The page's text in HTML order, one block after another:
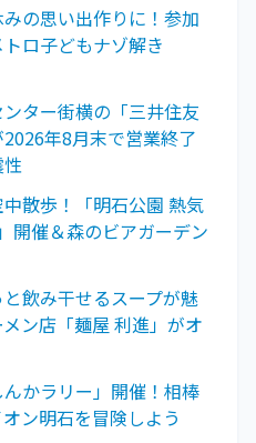
みの思い出作りに！参加
ロ子どもナゾ解き
ンター街横の「三井住友
年8月末で営業終了
散歩！「明石公園 熱気
開催＆森のビアガーデン
と飲み干せるスープが魅
ン店「麺屋 利進」がオ
かラリー」開催！相棒
ン明石を冒険しよう